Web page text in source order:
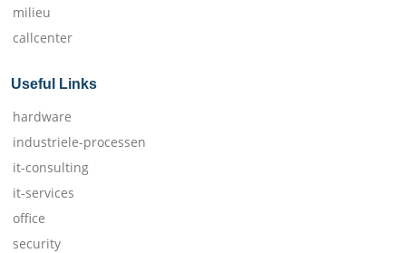
milieu
callcenter
Useful Links
hardware
industriele-processen
it-consulting
it-services
office
security